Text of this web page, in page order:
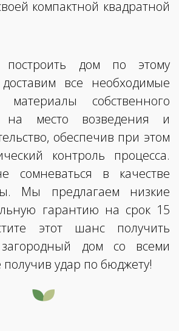
компактной квадратной
построить дом по этому
все необходимые
материалы собственного
на место возведения и
обеспечив при этом
контроль процесса.
сомневаться в качестве
Мы предлагаем низкие
гарантию на срок 15
этот шанс получить
дом со всеми
получив удар по бюджету!